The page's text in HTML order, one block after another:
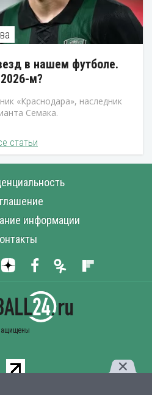
в нашем футболе.
м?
«Краснодара», наследник
Семака.
статьи
информации